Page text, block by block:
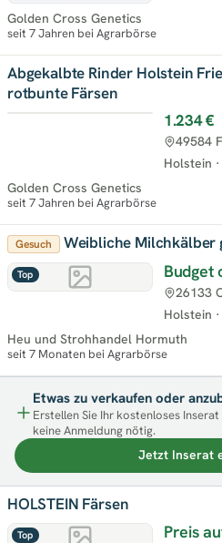
Golden Cross Genetics
seit 7 Jahren bei Agrarbörse
Abgekalbte Rinder Holstein
rotbunte Färsen
1.234 €
Holstein ·
49584
Golden Cross Genetics
seit 7 Jahren bei Agrarbörse
Top
Gesuch Weibliche Milchkälber
Budget
Holstein ·
26133
Heu und Strohhandel Hormuth
seit 7 Monaten bei Agrarbörse
Etwas zu verkaufen oder
Erstellen Sie Ihr kostenloses
keine Anmeldung nötig.
Jetzt Inserat
Top
HOLSTEIN Färsen
Preis